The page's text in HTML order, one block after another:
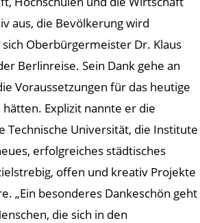
aus, die Bevölkerung wird
Oberbürgermeister Dr. Klaus
Berlinreise. Sein Dank gehe an
Voraussetzungen für das heutige
Explizit nannte er die
Technische Universität, die Institute
erfolgreiches städtisches
offen und kreativ Projekte
„Ein besonderes Dankeschön geht
die sich in den